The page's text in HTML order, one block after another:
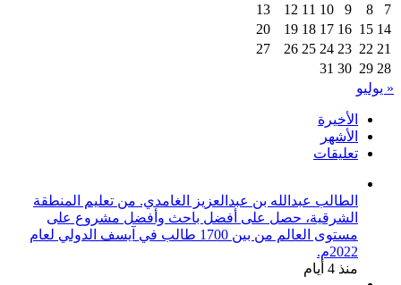
7
8
9
10
11
12
13
14
15
16
17
18
19
20
21
22
23
24
25
26
27
28
29
30
31
« يوليو
الأخيرة
الأشهر
تعليقات
الطالب عبدالله بن عبدالعزيز الغامدي. من تعليم المنطقة
الشرقية، حصل على أفضل باحث وأفضل مشروع على
مستوى العالم من بين 1700 طالب في آيسف الدولي لعام
2022م.
منذ 4 أيام